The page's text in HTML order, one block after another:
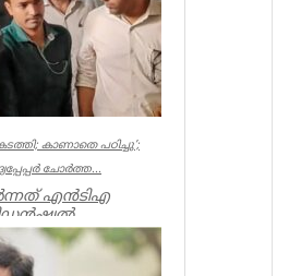
കാണാതെ പഠിച്ചു’;
ചോര്‍ത്ത...
എന്‍ടിഎ
സിബിഐ. എന...